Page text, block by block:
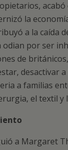
acabó
la
a la caída
odian por ser
de
desactivar
a familias
el textil y
a Margaret